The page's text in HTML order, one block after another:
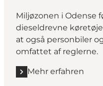
Miljøzonen i Odense
dieseldrevne
at også personbiler
omfattet af reglerne.
Mehr erfahren
Mehr erfahren